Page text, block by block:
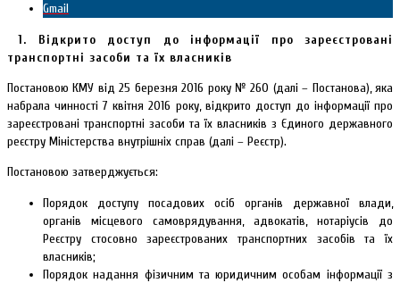
Gmail
1. Відкрито доступ до інформації про зареєстровані
транспортні засоби та їх власників
Постановою КМУ від 25 березня 2016 року № 260 (далі – Постанова), яка
набрала чинності 7 квітня 2016 року, відкрито доступ до інформації про
зареєстровані транспортні засоби та їх власників з Єдиного державного
реєстру Міністерства внутрішніх справ (далі – Реєстр).
Постановою затверджується:
Порядок доступу посадових осіб органів державної влади,
органів місцевого самоврядування, адвокатів, нотаріусів до
Реєстру стосовно зареєстрованих транспортних засобів та їх
власників;
Порядок надання фізичним та юридичним особам інформації з